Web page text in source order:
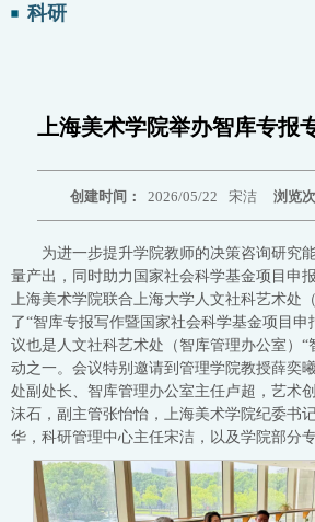
科研
上海美术学院举办智库专报
创建时间： 2026/05/22 宋洁 浏览
为进一步提升学院教师的决策咨询研究
量产出，同时助力国家社会科学基金项目申
上海美术学院联合上海大学人文社科艺术处
了“智库专报写作暨国家社会科学基金项目申
议也是人文社科艺术处（智库管理办公室）“
动之一。会议特别邀请到管理学院教授薛奕
处副处长、智库管理办公室主任卢超，艺术
沫石，副主管张怡怡，上海美术学院纪委书
华，科研管理中心主任宋洁，以及学院部分